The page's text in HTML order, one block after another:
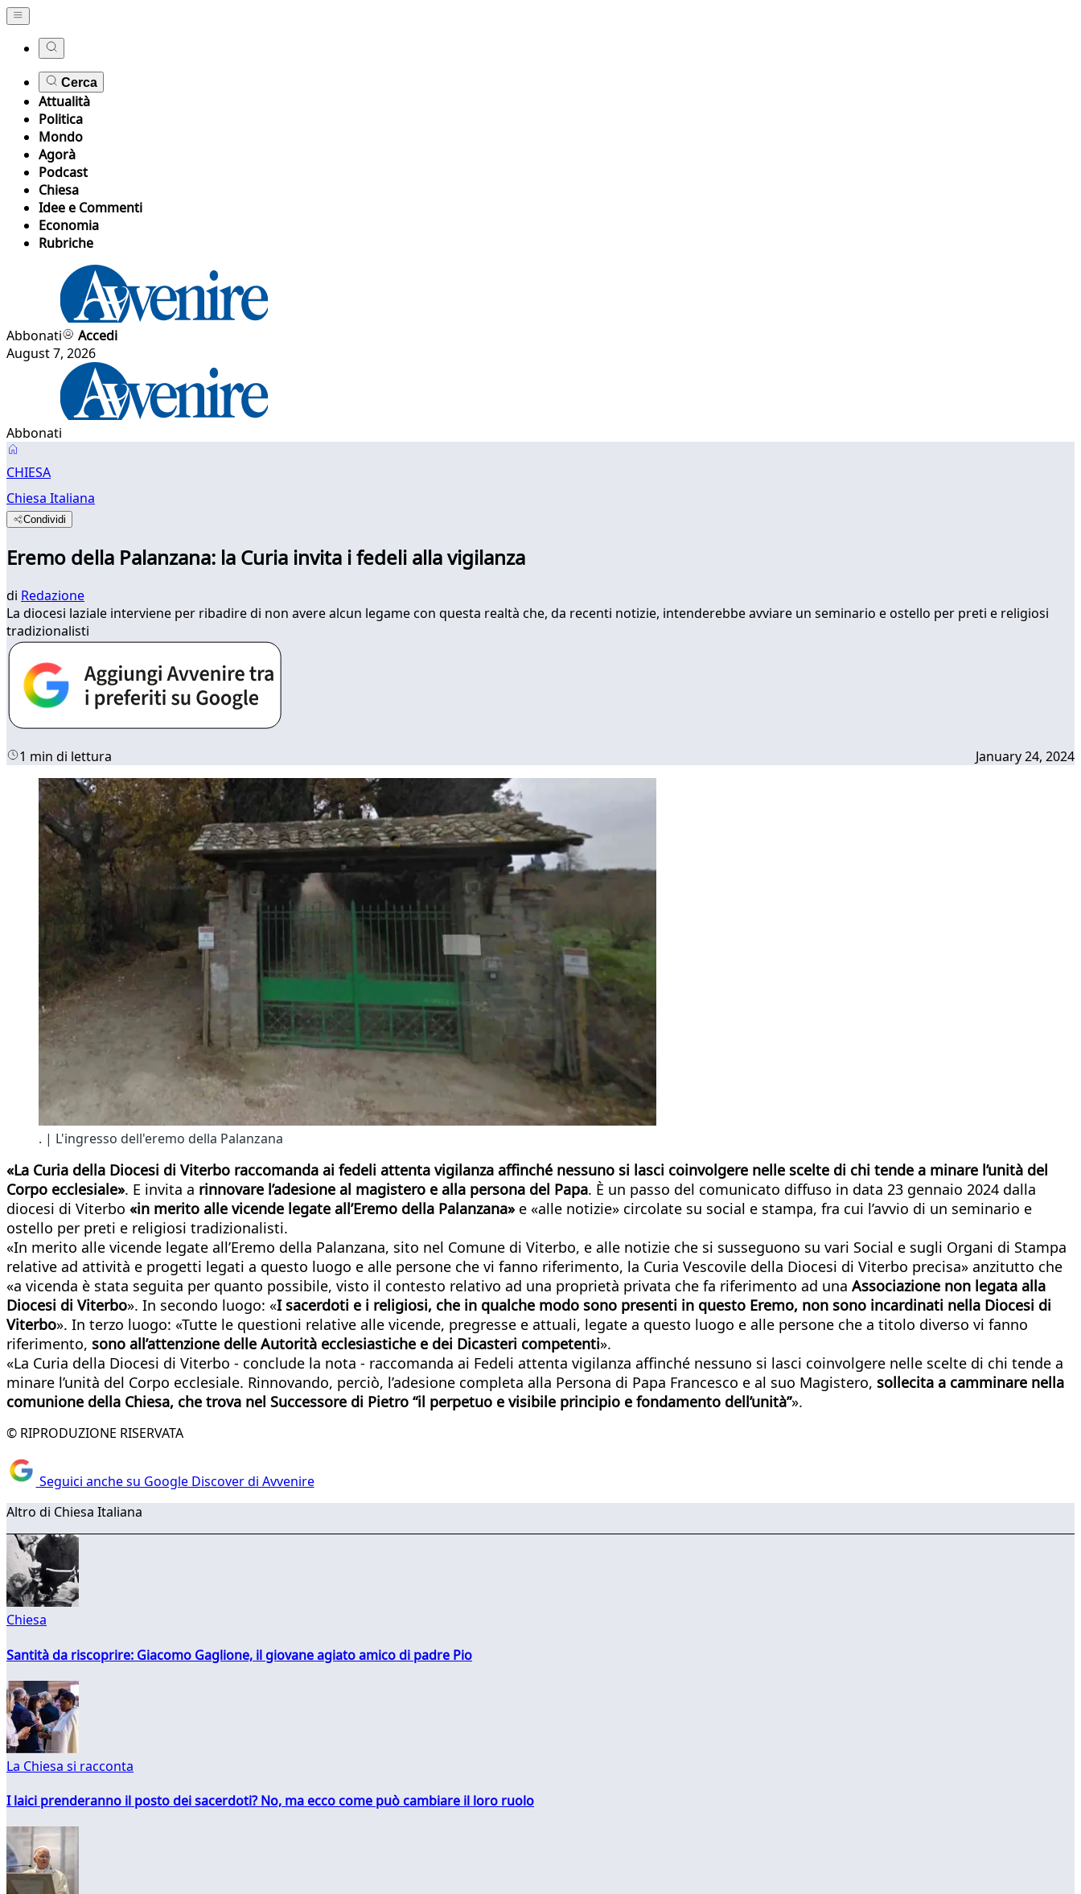
Cerca
Attualità
Politica
Mondo
Agorà
Podcast
Chiesa
Idee e Commenti
Economia
Rubriche
Abbonati
Accedi
August 7, 2026
Abbonati
CHIESA
Chiesa Italiana
Condividi
Eremo della Palanzana: la Curia invita i fedeli alla vigilanza
di Redazione
La diocesi laziale interviene per ribadire di non avere alcun legame con questa realtà che, da recenti notizie, intenderebbe avviare un seminario e ostello per preti e religiosi
tradizionalisti
1 min di lettura January 24, 2024
. | L'ingresso dell'eremo della Palanzana
«La Curia della Diocesi di Viterbo raccomanda ai fedeli attenta vigilanza affinché nessuno si lasci coinvolgere nelle scelte di chi tende a minare l’unità del
Corpo ecclesiale». E invita a rinnovare l’adesione al magistero e alla persona del Papa. È un passo del comunicato diffuso in data 23 gennaio 2024 dalla
diocesi di Viterbo «in merito alle vicende legate all’Eremo della Palanzana» e «alle notizie» circolate su social e stampa, fra cui l’avvio di un seminario e
ostello per preti e religiosi tradizionalisti.
«In merito alle vicende legate all’Eremo della Palanzana, sito nel Comune di Viterbo, e alle notizie che si susseguono su vari Social e sugli Organi di Stampa
relative ad attività e progetti legati a questo luogo e alle persone che vi fanno riferimento, la Curia Vescovile della Diocesi di Viterbo precisa» anzitutto che
«a vicenda è stata seguita per quanto possibile, visto il contesto relativo ad una proprietà privata che fa riferimento ad una Associazione non legata alla
Diocesi di Viterbo». In secondo luogo: «I sacerdoti e i religiosi, che in qualche modo sono presenti in questo Eremo, non sono incardinati nella Diocesi di
Viterbo». In terzo luogo: «Tutte le questioni relative alle vicende, pregresse e attuali, legate a questo luogo e alle persone che a titolo diverso vi fanno
riferimento, sono all’attenzione delle Autorità ecclesiastiche e dei Dicasteri competenti».
«La Curia della Diocesi di Viterbo - conclude la nota - raccomanda ai Fedeli attenta vigilanza affinché nessuno si lasci coinvolgere nelle scelte di chi tende a
minare l’unità del Corpo ecclesiale. Rinnovando, perciò, l’adesione completa alla Persona di Papa Francesco e al suo Magistero, sollecita a camminare nella
comunione della Chiesa, che trova nel Successore di Pietro “il perpetuo e visibile principio e fondamento dell’unità”».
© RIPRODUZIONE RISERVATA
Seguici anche su Google Discover di Avvenire
Altro di Chiesa Italiana
Chiesa
Santità da riscoprire: Giacomo Gaglione, il giovane agiato amico di padre Pio
La Chiesa si racconta
I laici prenderanno il posto dei sacerdoti? No, ma ecco come può cambiare il loro ruolo